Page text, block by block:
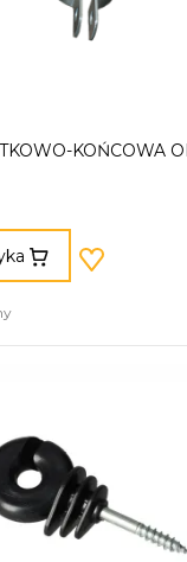
KOŃCOWA